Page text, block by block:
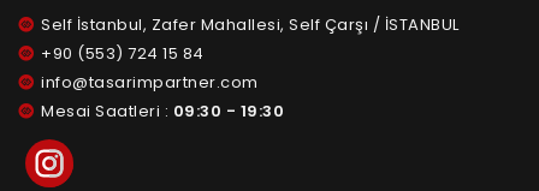
Self İstanbul, Zafer Mahallesi, Self Çarşı / İSTANBUL
+90 (553) 724 15 84
info@tasarimpartner.com
Mesai Saatleri : 09:30 - 19:30